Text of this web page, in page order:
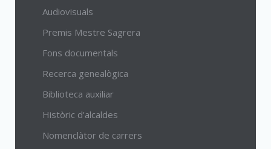
Audiovisuals
Premis Mestre Sagrera
Fons documentals
Recerca genealògica
Biblioteca auxiliar
Històric d'alcaldes
Nomenclàtor de carrers